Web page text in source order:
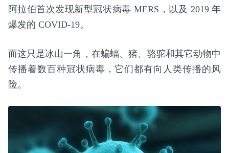
阿拉伯首次发现新型冠状病毒 MERS，以及 2019 年
爆发的 COVID-19。
而这只是冰山一角，在蝙蝠、猪、骆驼和其它动物中
传播着数百种冠状病毒，它们都有向人类传播的风
险。